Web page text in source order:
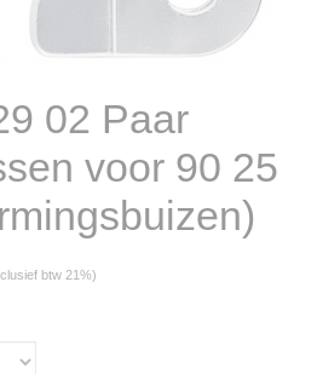
02 Paar
voor 90 25
btw 21%)